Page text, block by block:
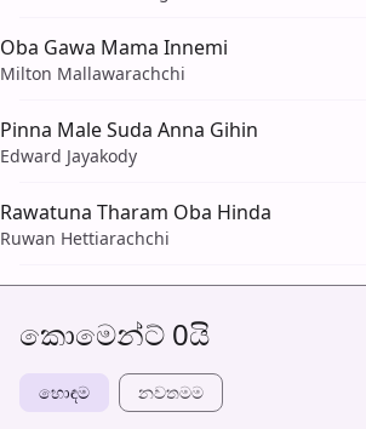
Oba Gawa Mama Innemi
Milton Mallawarachchi
Pinna Male Suda Anna Gihin
Edward Jayakody
Rawatuna Tharam Oba Hinda
Ruwan Hettiarachchi
කොමෙන්ට් 0යි
හොඳම නවත​මම